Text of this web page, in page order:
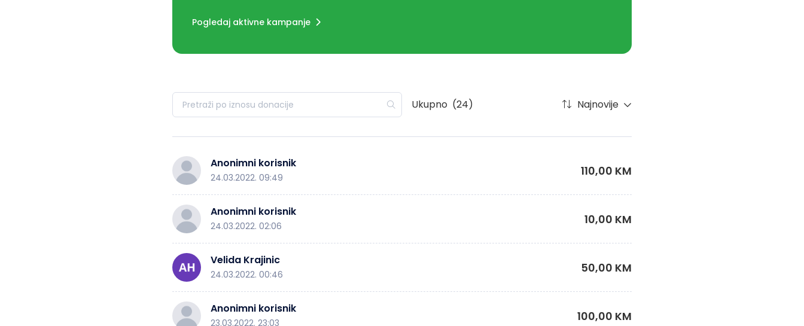
Pogledaj aktivne kampanje
Ukupno (24) Najnovije
Anonimni korisnik
24.03.2022. 09:49 110,00 KM
Anonimni korisnik
24.03.2022. 02:06 10,00 KM
Velida Krajinic
24.03.2022. 00:46 50,00 KM
Anonimni korisnik
23.03.2022. 23:03 100,00 KM